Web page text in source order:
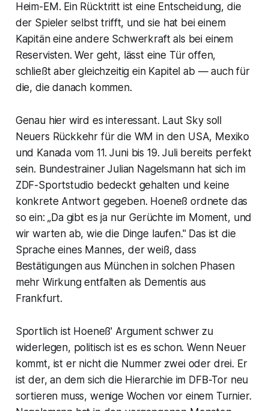
Heim-EM. Ein Rücktritt ist eine Entscheidung, die
der Spieler selbst trifft, und sie hat bei einem
Kapitän eine andere Schwerkraft als bei einem
Reservisten. Wer geht, lässt eine Tür offen,
schließt aber gleichzeitig ein Kapitel ab — auch für
die, die danach kommen.
Genau hier wird es interessant. Laut Sky soll
Neuers Rückkehr für die WM in den USA, Mexiko
und Kanada vom 11. Juni bis 19. Juli bereits perfekt
sein. Bundestrainer Julian Nagelsmann hat sich im
ZDF-Sportstudio bedeckt gehalten und keine
konkrete Antwort gegeben. Hoeneß ordnete das
so ein: „Da gibt es ja nur Gerüchte im Moment, und
wir warten ab, wie die Dinge laufen." Das ist die
Sprache eines Mannes, der weiß, dass
Bestätigungen aus München in solchen Phasen
mehr Wirkung entfalten als Dementis aus
Frankfurt.
Sportlich ist Hoeneß' Argument schwer zu
widerlegen, politisch ist es es schon. Wenn Neuer
kommt, ist er nicht die Nummer zwei oder drei. Er
ist der, an dem sich die Hierarchie im DFB-Tor neu
sortieren muss, wenige Wochen vor einem Turnier.